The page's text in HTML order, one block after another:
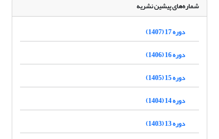
شماره‌های پیشین نشریه
دوره 17 (1407)
دوره 16 (1406)
دوره 15 (1405)
دوره 14 (1404)
دوره 13 (1403)